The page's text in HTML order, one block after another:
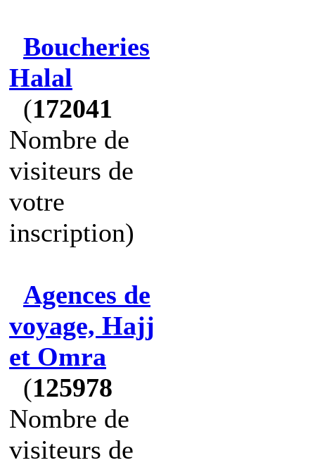
Boucheries
Halal
(172041
Nombre de
visiteurs de
votre
inscription)
Agences de
voyage, Hajj
et Omra
(125978
Nombre de
visiteurs de